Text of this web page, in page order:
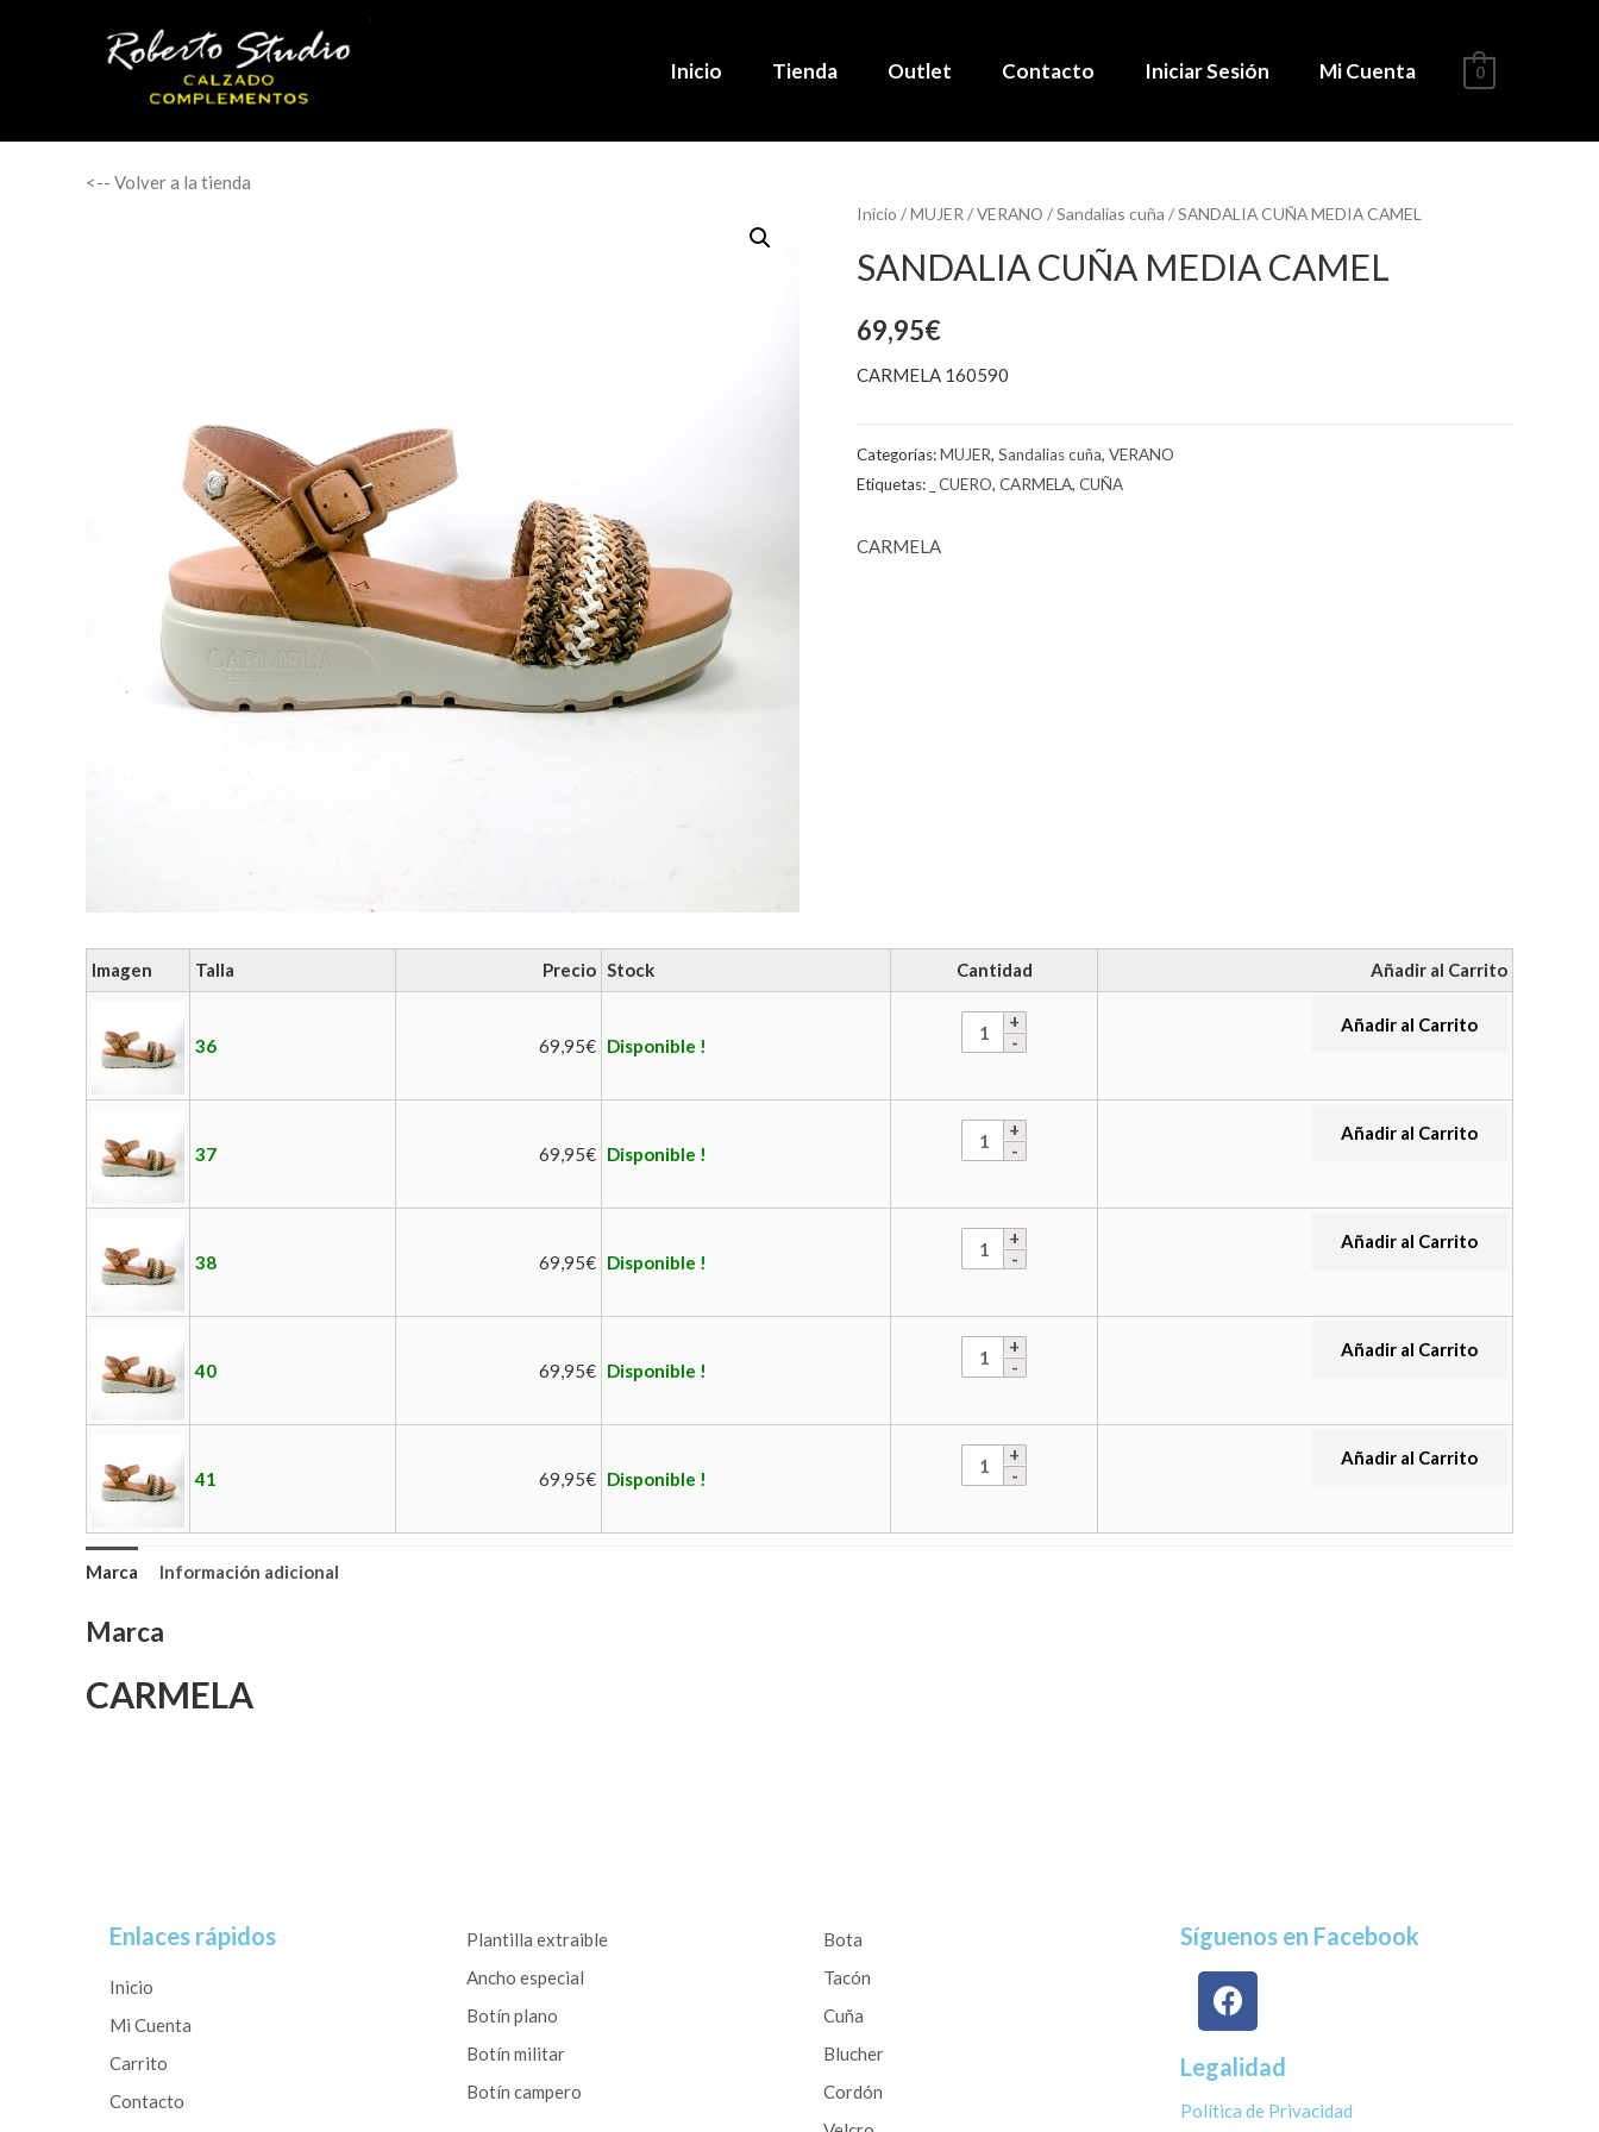
Inicio Tienda Outlet Contacto Iniciar Sesión Mi Cuenta 0
<-- Volver a la tienda
Inicio /MUJER /VERANO /Sandalias cuña / SANDALIA CUÑA MEDIA CAMEL
SANDALIA CUÑA MEDIA CAMEL
69,95€
CARMELA 160590
Categorías:MUJER, Sandalias cuña, VERANO
Etiquetas:
_ CUERO, CARMELA, CUÑA
CARMELA
Imagen Talla Precio Stock Cantidad Añadir al Carrito
36 69,95€ Disponible !
Añadir al Carrito
37 69,95€ Disponible !
Añadir al Carrito
38 69,95€ Disponible !
Añadir al Carrito
40 69,95€ Disponible !
Añadir al Carrito
41 69,95€ Disponible !
Añadir al Carrito
Marca Información adicional
Marca
CARMELA
Enlaces rápidos
Inicio
Mi Cuenta
Carrito
Contacto
Plantilla extraible
Ancho especial
Botín plano
Botín militar
Botín campero
Bota
Tacón
Cuña
Blucher
Cordón
Síguenos en Facebook
Legalidad
Política de Privacidad